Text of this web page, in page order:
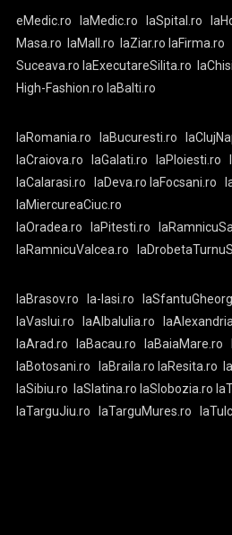
eMedic.ro laMedic.ro laSpital.ro
Masa.ro
laMall.ro laZiar.ro laFirma.ro
Suceava.ro laExecutareSilita.ro
High-Fashion.ro laBalti.ro
laRomania.ro laBucuresti.ro
laCraiova.ro
laGalati.ro laPloiesti.ro
laCalarasi.ro
laDeva.ro laFocsani.ro
laMiercureaCiuc.ro
laOradea.ro
laPitesti.ro
laRamnicuValcea.ro
laBrasov.ro la-Iasi.ro
laVaslui.ro
laAlbaIulia.ro
laArad.ro
laBacau.ro laBaiaMare.ro
laBotosani.ro
laBraila.ro laResita.ro
laSibiu.ro
laSlatina.ro laSlobozia.ro
laTarguJiu.ro
laTarguMures.ro